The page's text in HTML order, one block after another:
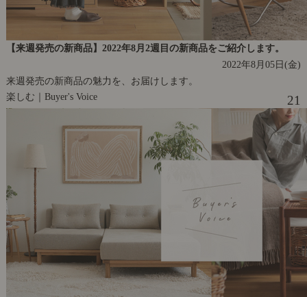
【来週発売の新商品】2022年8月2週目の新商品をご紹介します。
2022年8月05日(金)
来週発売の新商品の魅力を、お届けします。
楽しむ｜Buyer's Voice
21